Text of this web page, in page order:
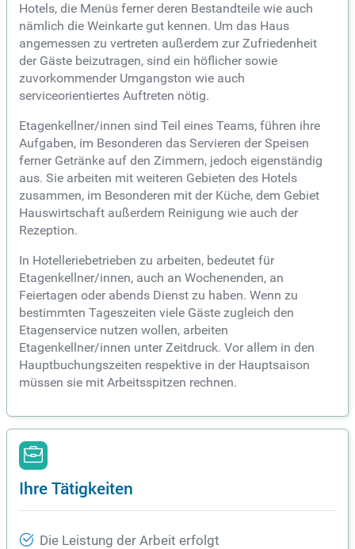
Hotels, die Menüs ferner deren Bestandteile wie auch
nämlich die Weinkarte gut kennen. Um das Haus
angemessen zu vertreten außerdem zur Zufriedenheit
der Gäste beizutragen, sind ein höflicher sowie
zuvorkommender Umgangston wie auch
serviceorientiertes Auftreten nötig.
Etagenkellner/innen sind Teil eines Teams, führen ihre
Aufgaben, im Besonderen das Servieren der Speisen
ferner Getränke auf den Zimmern, jedoch eigenständig
aus. Sie arbeiten mit weiteren Gebieten des Hotels
zusammen, im Besonderen mit der Küche, dem Gebiet
Hauswirtschaft außerdem Reinigung wie auch der
Rezeption.
In Hotelleriebetrieben zu arbeiten, bedeutet für
Etagenkellner/innen, auch an Wochenenden, an
Feiertagen oder abends Dienst zu haben. Wenn zu
bestimmten Tageszeiten viele Gäste zugleich den
Etagenservice nutzen wollen, arbeiten
Etagenkellner/innen unter Zeitdruck. Vor allem in den
Hauptbuchungszeiten respektive in der Hauptsaison
müssen sie mit Arbeitsspitzen rechnen.
Ihre Tätigkeiten
Die Leistung der Arbeit erfolgt